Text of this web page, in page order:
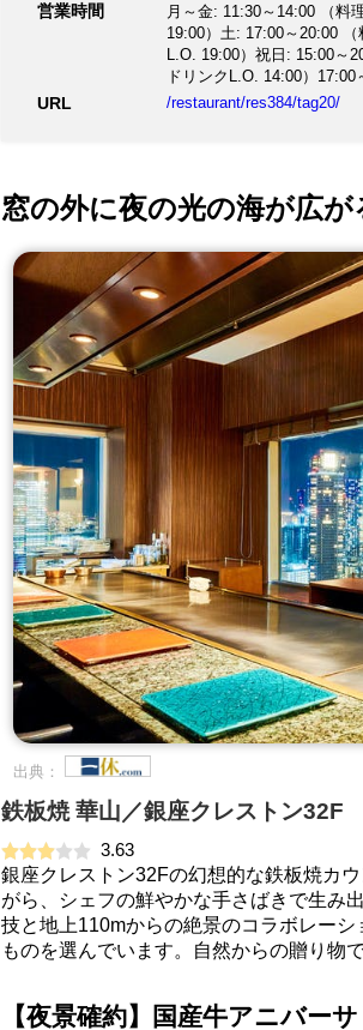
営業時間
月～金: 11:30～14:00 （料
19:00）土: 17:00～20:00
L.O. 19:00）祝日: 15:00～
ドリンクL.O. 14:00）
URL /restaurant/res384/tag20/
窓の外に夜の光の海が広が
出典：
鉄板焼 華山／銀座クレストン32F
3.63
銀座クレストン32Fの幻想的な鉄板焼カ
がら、シェフの鮮やかな手さばきで生み
技と地上110mからの絶景のコラボレー
ものを選んでいます。自然からの贈り物
【夜景確約】国産牛アニバー